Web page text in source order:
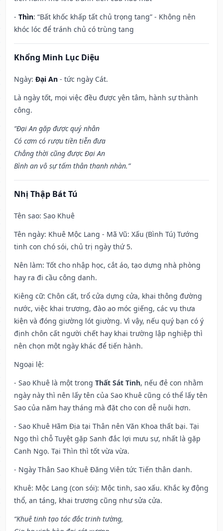
- Thìn: “Bất khốc khấp tất chủ trọng tang” - Không nên
khóc lóc để tránh chủ có trùng tang
Khổng Minh Lục Diệu
Ngày: Đại An - tức ngày Cát.
Là ngày tốt, mọi việc đều được yên tâm, hành sự thành
công.
“Đại An gặp được quý nhân
Có cơm có rượu tiền tiễn đưa
Chẳng thời cũng được Đại An
Bình an vô sự tấm thân thanh nhàn.”
Nhị Thập Bát Tú
Tên sao: Sao Khuê
Tên ngày: Khuê Mộc Lang - Mã Vũ: Xấu (Bình Tú) Tướng
tinh con chó sói, chủ trị ngày thứ 5.
Nên làm: Tốt cho nhập học, cắt áo, tạo dựng nhà phòng
hay ra đi cầu công danh.
Kiêng cữ: Chôn cất, trổ cửa dựng cửa, khai thông đường
nước, việc khai trương, đào ao móc giếng, các vụ thưa
kiện và đóng giường lót giường. Vì vậy, nếu quý bạn có ý
định chôn cất người chết hay khai trường lập nghiệp thì
nên chọn một ngày khác để tiến hành.
Ngoại lệ:
- Sao Khuê là một trong Thất Sát Tinh, nếu đẻ con nhằm
ngày này thì nên lấy tên của Sao Khuê cũng có thể lấy tên
Sao của năm hay tháng mà đặt cho con dễ nuôi hơn.
- Sao Khuê Hãm Địa tại Thân nên Văn Khoa thất bại. Tại
Ngọ thì chỗ Tuyệt gặp Sanh đắc lợi mưu sự, nhất là gặp
Canh Ngọ. Tại Thìn thì tốt vừa vừa.
- Ngày Thân Sao Khuê Đăng Viên tức Tiến thân danh.
Khuê: Mộc Lang (con sói): Mộc tinh, sao xấu. Khắc kỵ động
thổ, an táng, khai trương cũng như sửa cửa.
“Khuê tinh tạo tác đắc trinh tường,